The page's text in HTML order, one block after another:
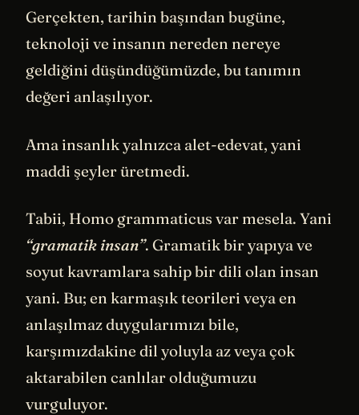
Gerçekten, tarihin başından bugüne,
teknoloji ve insanın nereden nereye
geldiğini düşündüğümüzde, bu tanımın
değeri anlaşılıyor.
Ama insanlık yalnızca alet-edevat, yani
maddi şeyler üretmedi.
Tabii, Homo grammaticus var mesela. Yani
“gramatik insan”. Gramatik bir yapıya ve
soyut kavramlara sahip bir dili olan insan
yani. Bu; en karmaşık teorileri veya en
anlaşılmaz duygularımızı bile,
karşımızdakine dil yoluyla az veya çok
aktarabilen canlılar olduğumuzu
vurguluyor.